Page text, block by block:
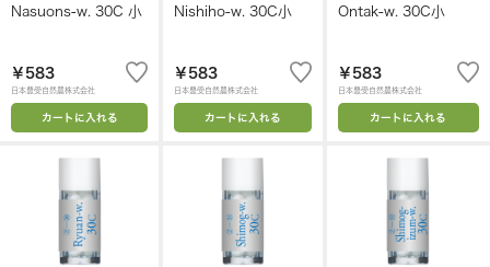
Nasuons-w. 30C 小
￥583
日本豊受自然農株式会社
カートに入れる
Nishiho-w. 30C小
￥583
日本豊受自然農株式会社
カートに入れる
Ontak-w. 30C小
￥583
日本豊受自然農株式会社
カートに入れる